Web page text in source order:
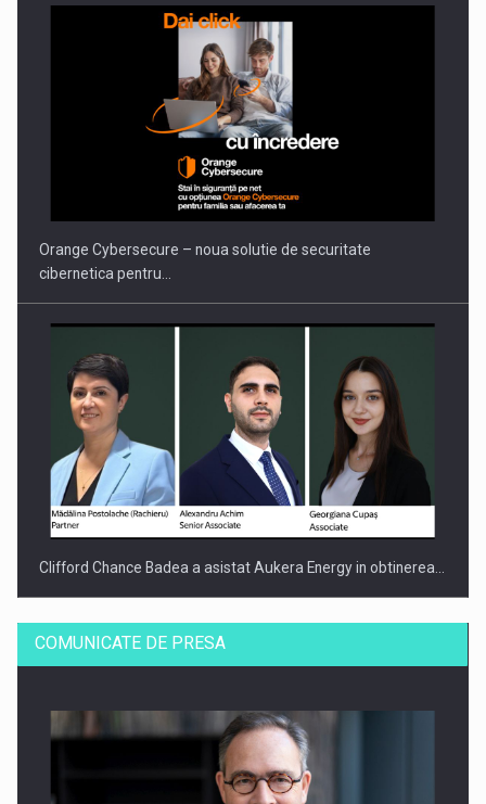
PUTTING ROMANIAN CORPORATE COMPANIES ON THE
INTERNATIONAL BUSINESS SCENE
Orange Cybersecure – noua solutie de securitate
cibernetica pentru…
Clifford Chance Badea a asistat Aukera Energy in obtinerea…
COMUNICATE DE PRESA